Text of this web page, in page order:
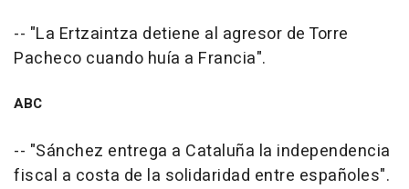
-- "La Ertzaintza detiene al agresor de Torre
Pacheco cuando huía a Francia".
ABC
-- "Sánchez entrega a Cataluña la independencia
fiscal a costa de la solidaridad entre españoles".